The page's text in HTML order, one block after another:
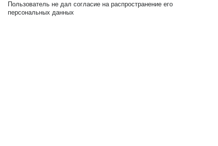
Пользователь не дал согласие на распространение его
персональных данных